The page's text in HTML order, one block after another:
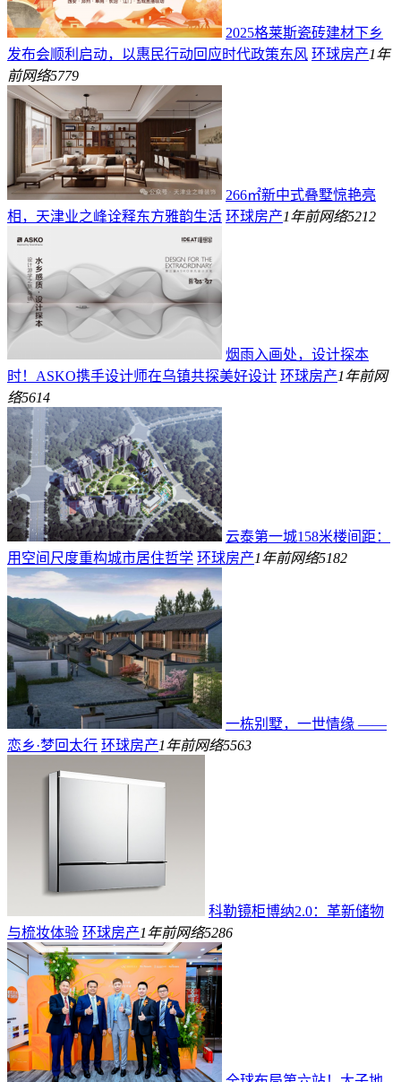
2025格莱斯瓷砖建材下乡
发布会顺利启动，以惠民行动回应时代政策东风 环球房产1年
前网络5779
266㎡新中式叠墅惊艳亮
相，天津业之峰诠释东方雅韵生活 环球房产1年前网络5212
烟雨入画处，设计探本
时！ASKO携手设计师在乌镇共探美好设计 环球房产1年前网
络5614
云泰第一城158米楼间距：
用空间尺度重构城市居住哲学 环球房产1年前网络5182
一栋别墅，一世情缘 ——
恋乡·梦回太行 环球房产1年前网络5563
科勒镜柜博纳2.0：革新储物
与梳妆体验 环球房产1年前网络5286